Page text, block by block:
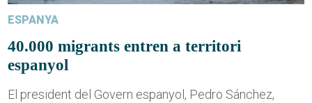
ESPANYA
40.000 migrants entren a territori
espanyol
El president del Govern espanyol, Pedro Sánchez,